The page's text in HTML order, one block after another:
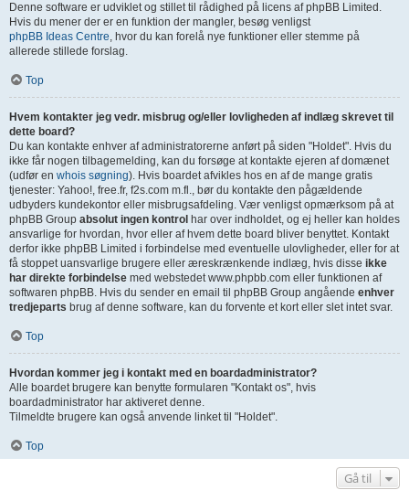
Denne software er udviklet og stillet til rådighed på licens af phpBB Limited.
Hvis du mener der er en funktion der mangler, besøg venligst
phpBB Ideas Centre, hvor du kan forelå nye funktioner eller stemme på
allerede stillede forslag.
Top
Hvem kontakter jeg vedr. misbrug og/eller lovligheden af indlæg skrevet til
dette board?
Du kan kontakte enhver af administratorerne anført på siden "Holdet". Hvis du
ikke får nogen tilbagemelding, kan du forsøge at kontakte ejeren af domænet
(udfør en whois søgning). Hvis boardet afvikles hos en af de mange gratis
tjenester: Yahoo!, free.fr, f2s.com m.fl., bør du kontakte den pågældende
udbyders kundekontor eller misbrugsafdeling. Vær venligst opmærksom på at
phpBB Group absolut ingen kontrol har over indholdet, og ej heller kan holdes
ansvarlige for hvordan, hvor eller af hvem dette board bliver benyttet. Kontakt
derfor ikke phpBB Limited i forbindelse med eventuelle ulovligheder, eller for at
få stoppet uansvarlige brugere eller æreskrænkende indlæg, hvis disse ikke
har direkte forbindelse med webstedet www.phpbb.com eller funktionen af
softwaren phpBB. Hvis du sender en email til phpBB Group angående enhver
tredjeparts brug af denne software, kan du forvente et kort eller slet intet svar.
Top
Hvordan kommer jeg i kontakt med en boardadministrator?
Alle boardet brugere kan benytte formularen "Kontakt os", hvis
boardadministrator har aktiveret denne.
Tilmeldte brugere kan også anvende linket til "Holdet".
Top
Gå til